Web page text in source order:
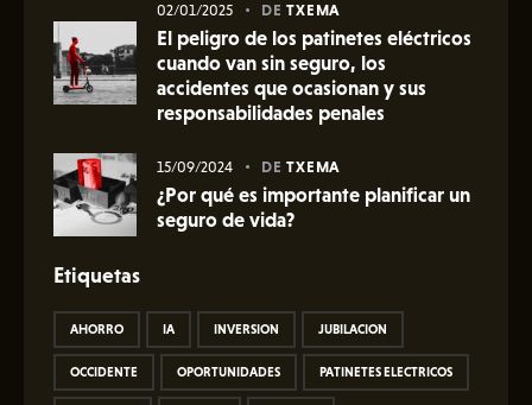
02/01/2025 DETXEMA
El peligro de los patinetes eléctricos
cuando van sin seguro, los
accidentes que ocasionan y sus
responsabilidades penales
15/09/2024 DETXEMA
¿Por qué es importante planificar un
seguro de vida?
Etiquetas
AHORRO IA INVERSION JUBILACION
OCCIDENTE OPORTUNIDADES PATINETES ELECTRICOS